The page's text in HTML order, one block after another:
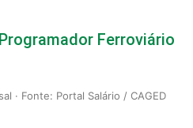
Ferroviário
· Fonte: Portal Salário / CAGED